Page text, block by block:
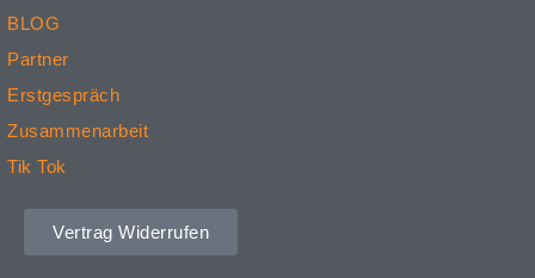
BLOG
Partner
Erstgespräch
Zusammenarbeit
Tik Tok
Vertrag Widerrufen